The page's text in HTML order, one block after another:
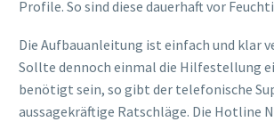
Profile. So sind diese dauerhaft vor
Die Aufbauanleitung ist einfach und klar
Sollte dennoch einmal die Hilfestellung
benötigt sein, so gibt der telefonische
aussagekräftige Ratschläge. Die Hotline